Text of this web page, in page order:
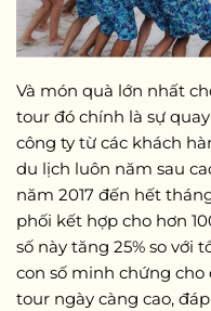
Và món quà lớn nhất
tour đó chính là sự
công ty từ các khách
du lịch luôn năm sau
năm 2017 đến hết
phối kết hợp cho hơn
số này tăng 25% so với
con số minh chứng
tour ngày càng cao,